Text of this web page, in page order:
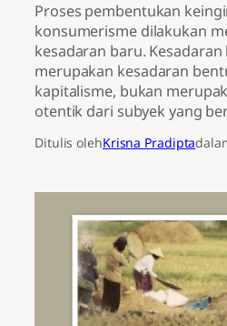
Proses pembentukan
konsumerisme dilakukan
kesadaran baru.
merupakan kesadaran
kapitalisme, bukan
otentik dari subyek yang
Ditulis olehKrisna Pradipta